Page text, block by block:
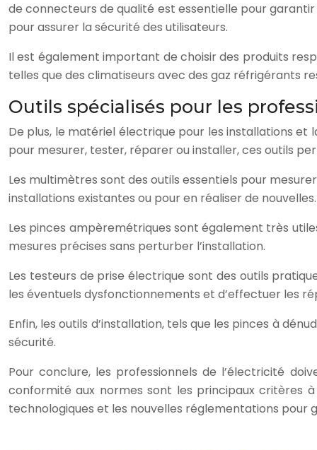
de connecteurs de qualité est essentielle pour
pour assurer la sécurité des utilisateurs.
Il est également important de choisir des produits
telles que des climatiseurs avec des gaz réfrigérants
Outils spécialisés pour les
De plus, le matériel électrique pour les installations et
pour mesurer, tester, réparer ou installer, ces outils
Les multimètres sont des outils essentiels pour
installations existantes ou pour en réaliser de nouvelles.
Les pinces ampèremétriques sont également très
mesures précises sans perturber l’installation.
Les testeurs de prise électrique sont des outils
les éventuels dysfonctionnements et d’effectuer les
Enfin, les outils d’installation, tels que les pinces à
sécurité.
Pour conclure, les professionnels de l’électricité
conformité aux normes sont les principaux critères
technologiques et les nouvelles réglementations pour